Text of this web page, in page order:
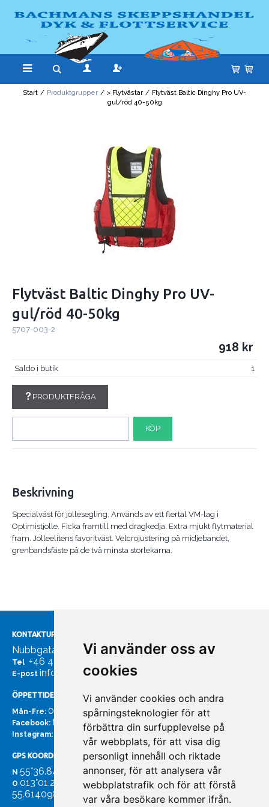
Vi använder oss av
cookies
Vi använder cookies och andra
spårningsteknologier för att
förbättra din surfupplevelse på
vår webbplats, för att visa dig
personligt innehåll och riktade
annonser, för att analysera vår
webbplatstrafik och för att förstå
var våra besökare kommer ifrån.
Start / Produktgrupper / > Flytvästar / Flytväst Baltic Dinghy Pro UV-
gul/röd 40-50kg
Flytväst Baltic Dinghy Pro UV-
gul/röd 40-50kg
5707-003-2
918
Saldo i butik 1
PRODUKTFRÅGA
KÖP
Beskrivning
Specialväst för jollesegling. Används av ett flertal VM-lag i
Optimistjolle. Ficka framtill med dragkedja. Extra mjukt flytmaterial
fram. Jolleelitens favoritväst. Velcrojustering på midjebandet,
grenbandsfäste på de två minsta storlekarna.
KONTAKTUPPGIFTER
Nubbgatan 7, 211 24 Malmö
Tel +46 40185561
E-post info@bachmans.se
ÖPPETTIDER
Mån-Fre: 07:00 - 16:00
Facebook: facebook.com/bachmans.se
Instagram: instagram.com/bachmans.se
GPS KOORDINATER
N 55°36.847
O 013°01.255'
55.614098. 13.020931'